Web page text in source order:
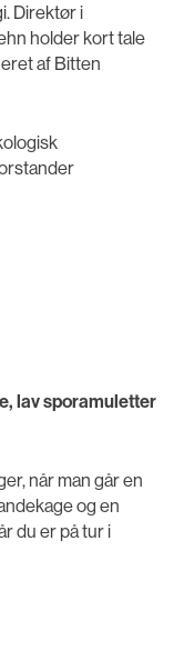
Direktør i
holder kort tale
af Bitten
lav sporamuletter
når man går en
og en
du er på tur i